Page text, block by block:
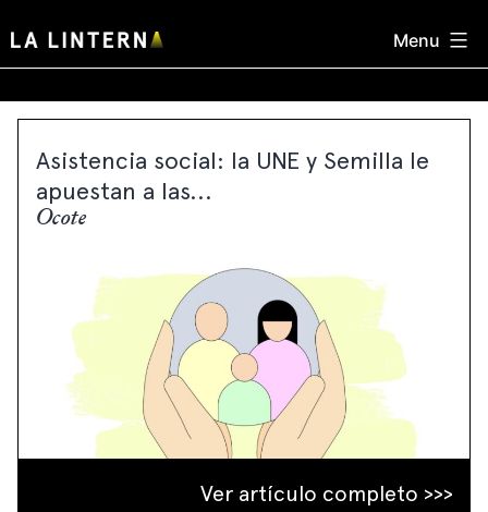
to
Menu
Asistencia social: la UNE y Semilla le
apuestan a las...
Ocote
Ver artículo completo >>>